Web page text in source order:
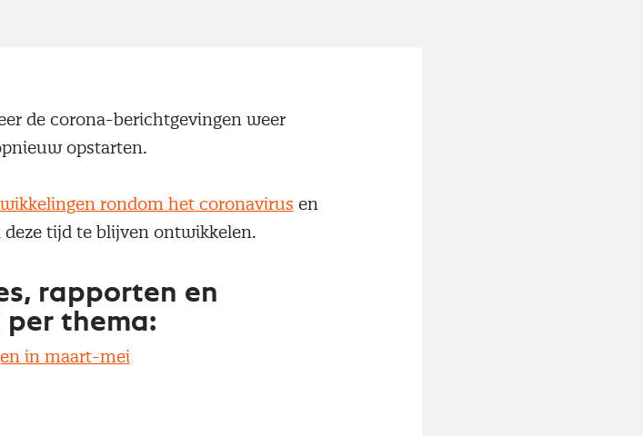
de corona-berichtgevingen weer
opstarten.
rondom het coronavirus en
tijd te blijven ontwikkelen.
rapporten en
per thema:
in maart-mei